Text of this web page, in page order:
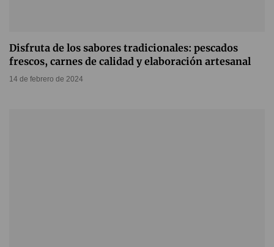
Disfruta de los sabores tradicionales: pescados
frescos, carnes de calidad y elaboración artesanal
14 de febrero de 2024